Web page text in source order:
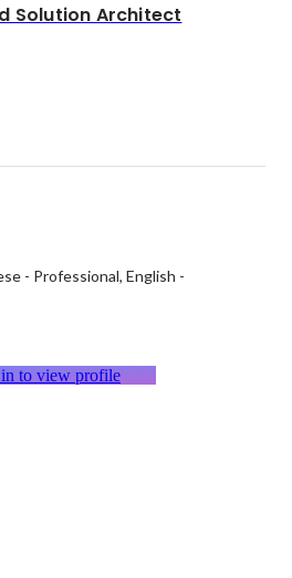
Solution Architect
- Professional English -
to view profile